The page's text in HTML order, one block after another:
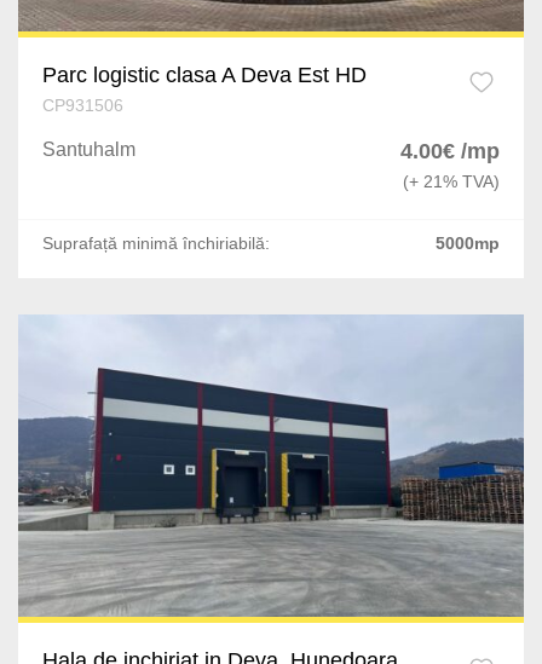
Parc logistic clasa A Deva Est HD
CP931506
Santuhalm 4.00€ /mp
(+ 21% TVA)
Suprafață minimă închiriabilă: 5000mp